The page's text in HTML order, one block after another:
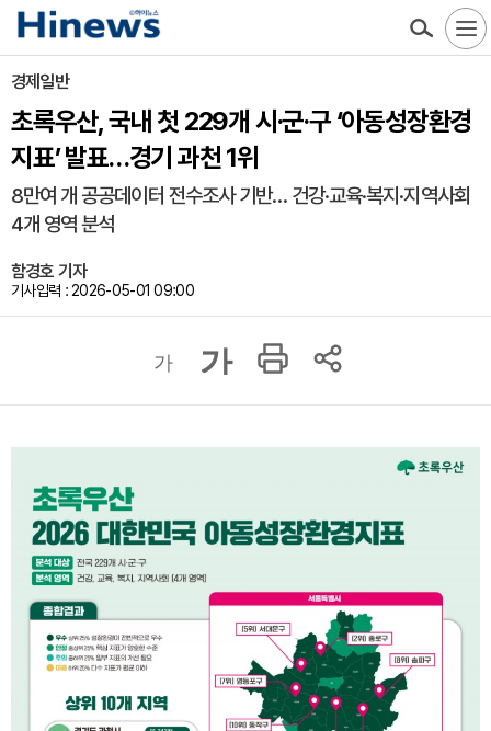
경제일반
초록우산, 국내 첫 229개 시·군·구 ‘아동성장환경
지표’ 발표…경기 과천 1위
8만여 개 공공데이터 전수조사 기반… 건강·교육·복지·지역사회
4개 영역 분석
함경호 기자
기사입력 : 2026-05-01 09:00
가 가